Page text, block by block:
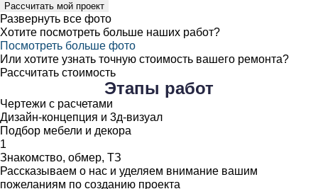
Рассчитать мой проект
Развернуть все фото
Хотите посмотреть больше наших работ?
Посмотреть больше фото
Или хотите узнать точную стоимость вашего ремонта?
Рассчитать стоимость
Этапы работ
Чертежи с расчетами
Дизайн-концепция и 3д-визуал
Подбор мебели и декора
1
Знакомство, обмер, ТЗ
Рассказываем о нас и уделяем внимание вашим
пожеланиям по созданию проекта